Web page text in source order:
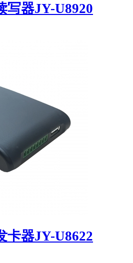
写器JY-U8920
卡器JY-U8622